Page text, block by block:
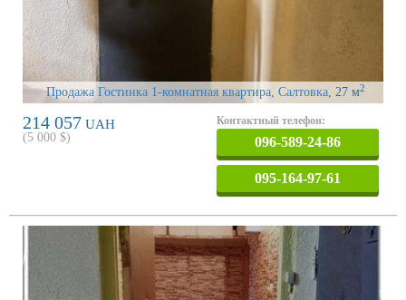
Продажа Гостинка 1-комнатная квартира, Салтовка, 27 м2
214 057 UAH
(5 000 $)
Контактный телефон:
096-589-24-86
095-164-97-61